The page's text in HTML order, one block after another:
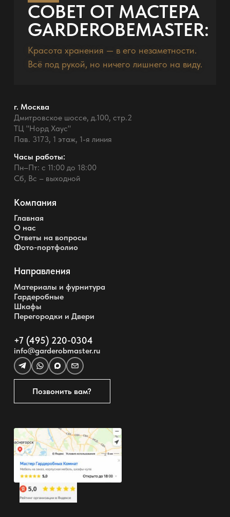
СОВЕТ ОТ МАСТЕРА
GARDEROBEMASTER:
Красота хранения — в его незаметности.
Всё под рукой, но ничего лишнего на виду.
г. Москва
Дмитровское шоссе, д.100, стр.2
ТЦ "Норд Хаус"
Пав. 3173, 1 этаж, 1-я линия
Часы работы:
Пн–Пт: с 11:00 до 18:00
Сб, Вс – выходной
Компания
Главная
О нас
Ответы на вопросы
Фото-портфолио
Направления
Материалы и фурнитура
Гардеробные
Шкафы
Перегородки и Двери
+7 (495) 220-0304
info@garderobmaster.ru
Позвонить вам?